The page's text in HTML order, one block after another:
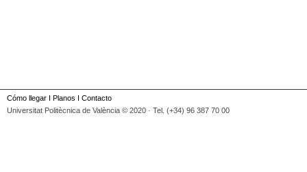
Cómo llegar I Planos I Contacto
Universitat Politècnica de València © 2020 · Tel. (+34) 96 387 70 00